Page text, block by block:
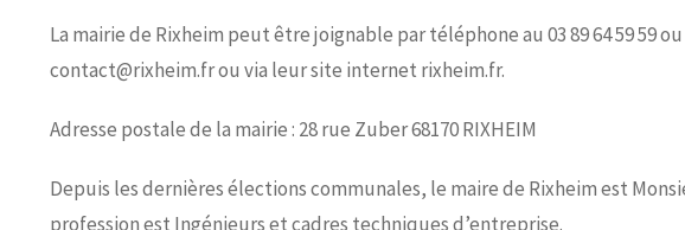
La mairie de Rixheim peut être joignable par téléphone au 03 89 64 59 59
contact@rixheim.fr ou via leur site internet rixheim.fr.
Adresse postale de la mairie : 28 rue Zuber 68170 RIXHEIM
Depuis les dernières élections communales, le maire de Rixheim est
profession est Ingénieurs et cadres techniques d’entreprise.